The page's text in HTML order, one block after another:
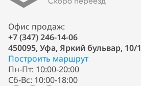
Офис продаж:
+7 (347) 246-14-06
450095, Уфа, Яркий бульвар, 10/1
Построить маршрут
Пн-Пт: 10:00-20:00
Сб-Вс: 10:00-18:00